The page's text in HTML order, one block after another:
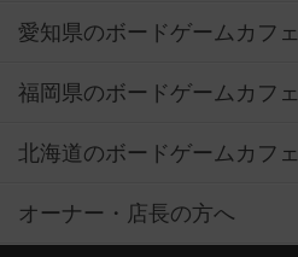
愛知県のボードゲームカフェ
福岡県のボードゲームカフェ
北海道のボードゲームカフェ
オーナー・店長の方へ